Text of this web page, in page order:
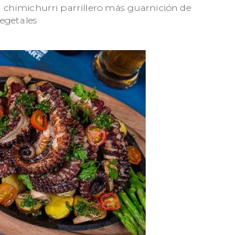
chimichurri parrillero más guarnición de